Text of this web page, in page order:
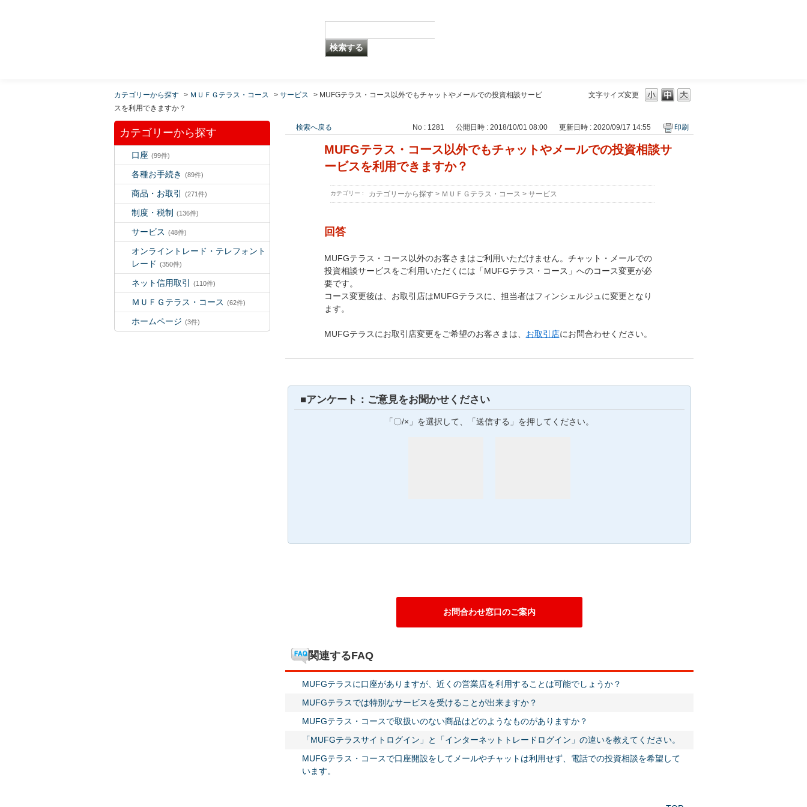
文字サイズ変更
カテゴリーから探す > ＭＵＦＧテラス・コース > サービス > MUFGテラス・コース以外でもチャットやメールでの投資相談サービ
スを利用できますか？
カテゴリーから探す
口座 (99件)
各種お手続き (89件)
商品・お取引 (271件)
制度・税制 (136件)
サービス (48件)
オンライントレード・テレフォント
レード (350件)
ネット信用取引 (110件)
ＭＵＦＧテラス・コース (62件)
ホームページ (3件)
検索へ戻る No : 1281 公開日時 : 2018/10/01 08:00 更新日時 : 2020/09/17 14:55 印刷
MUFGテラス・コース以外でもチャットやメールでの投資相談サ
ービスを利用できますか？
カテゴリー : カテゴリーから探す > ＭＵＦＧテラス・コース > サービス
回答
MUFGテラス・コース以外のお客さまはご利用いただけません。チャット・メールでの
投資相談サービスをご利用いただくには「MUFGテラス・コース」へのコース変更が必
要です。
コース変更後は、お取引店はMUFGテラスに、担当者はフィンシェルジュに変更となり
ます。
MUFGテラスにお取引店変更をご希望のお客さまは、 お取引店にお問合わせください。
■アンケート：ご意見をお聞かせください
「〇/×」を選択して、「送信する」を押してください。
お問合わせ窓口のご案内
関連するFAQ
MUFGテラスに口座がありますが、近くの営業店を利用することは可能でしょうか？
MUFGテラスでは特別なサービスを受けることが出来ますか？
MUFGテラス・コースで取扱いのない商品はどのようなものがありますか？
「MUFGテラスサイトログイン」と「インターネットトレードログイン」の違いを教えてください。
MUFGテラス・コースで口座開設をしてメールやチャットは利用せず、電話での投資相談を希望して
います。